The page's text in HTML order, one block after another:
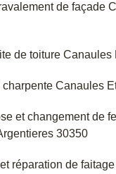
de façade
de toiture Canaules
charpente Canaules
et changement de
30350
réparation de